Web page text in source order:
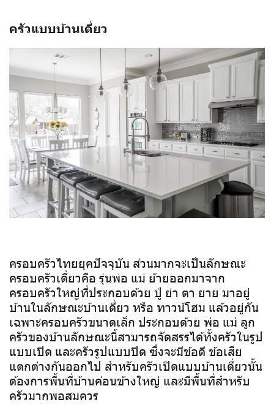
ครัวแบบบ้านเดี่ยว
ครอบครัวไทยยุคปัจจุบัน ส่วนมากจะเป็นลักษณะ
ครอบครัวเดี่ยวคือ รุ่นพ่อ แม่ ย้ายออกมาจาก
ครอบครัวใหญ่ที่ประกอบด้วย ปู่ ย่า ตา ยาย มาอยู่
บ้านในลักษณะบ้านเดี่ยว หรือ ทาวน์โฮม แล้วอยู่กัน
เฉพาะครอบครัวขนาดเล็ก ประกอบด้วย พ่อ แม่ ลูก
ครัวของบ้านลักษณะนี้สามารถจัดสรรได้ทั้งครัวในรูป
แบบเปิด และครัวรูปแบบปิด ซึ่งจะมีข้อดี ข้อเสีย
แตกต่างกันออกไป สำหรับครัวเปิดแบบบ้านเดี่ยวนั้น
ต้องการพื้นที่บ้านค่อนข้างใหญ่ และมีพื้นที่สำหรับ
ครัวมากพอสมควร